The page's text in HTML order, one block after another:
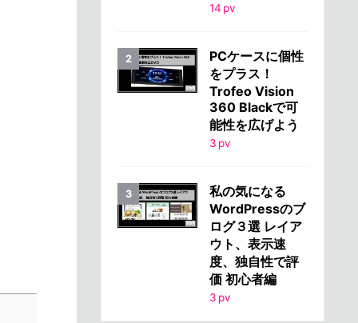
14 pv
PCケースに個性
をプラス！
Trofeo Vision
360 Blackで可
能性を広げよう
3 pv
私の気になる
WordPressのブ
ログ３選 レイア
ウト、表示速
度、独自性で評
価 初心者編
3 pv